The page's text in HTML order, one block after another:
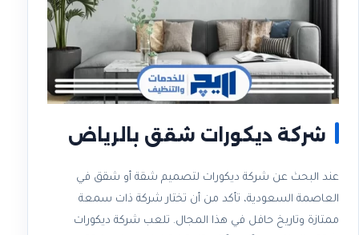
شركة ديكورات شقق بالرياض
عند البحث عن شركة ديكورات لتصميم شقة أو شقق في
العاصمة السعودية، تأكد من أن تختار شركة ذات سمعة
ممتازة وتاريخ حافل في هذا المجال. تلعب شركة ديكورات